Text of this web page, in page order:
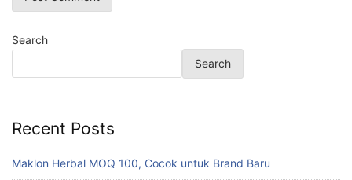
Search
Search
Recent Posts
Maklon Herbal MOQ 100, Cocok untuk Brand Baru